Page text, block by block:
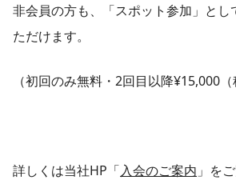
非会員の方も、「スポット参加」とし
ただけます。
（初回のみ無料・2回目以降¥15,000（
詳しくは当社HP「入会のご案内 」を